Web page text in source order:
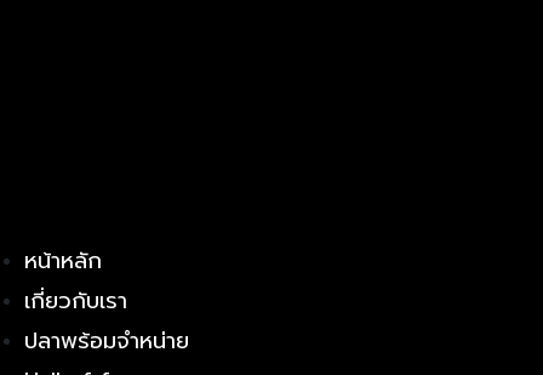
หน้าหลัก
เกี่ยวกับเรา
ปลาพร้อมจำหน่าย